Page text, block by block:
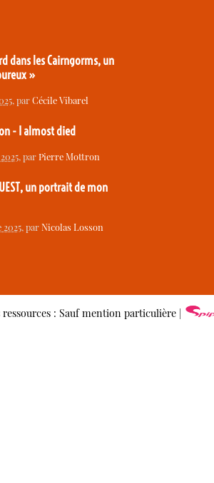
dans les Cairngorms, un
»
, parCécile Vibarel
- I almost died
, parPierre Mottron
un portrait de mon
2025, parNicolas Losson
: Sauf mention particulière |